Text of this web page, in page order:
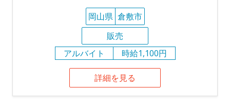
岡山県 倉敷市
販売
アルバイト
時給1,100円
詳細を見る